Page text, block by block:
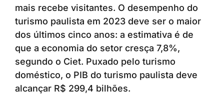
mais recebe visitantes. O desempenho do
turismo paulista em 2023 deve ser o maior
dos últimos cinco anos: a estimativa é de
que a economia do setor cresça 7,8%,
segundo o Ciet. Puxado pelo turismo
doméstico, o PIB do turismo paulista deve
alcançar R$ 299,4 bilhões.